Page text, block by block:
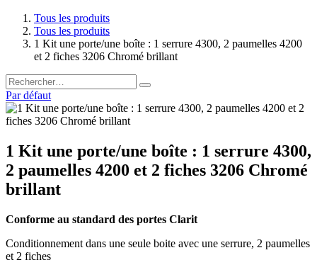
Tous les produits
Tous les produits
1 Kit une porte/une boîte : 1 serrure 4300, 2 paumelles 4200
et 2 fiches 3206 Chromé brillant
Par défaut
1 Kit une porte/une boîte : 1 serrure 4300,
2 paumelles 4200 et 2 fiches 3206 Chromé
brillant
Conforme au standard des portes Clarit
Conditionnement dans une seule boite avec une serrure, 2 paumelles
et 2 fiches